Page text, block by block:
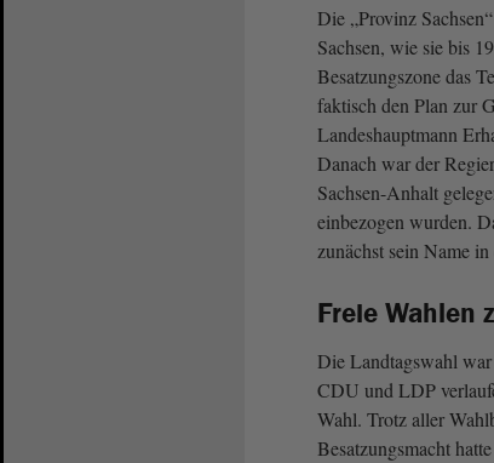
Die „Provinz
Sachsen, wie sie bis
Besatzungszone das
faktisch den Plan zur
Landeshauptmann
Danach war der
Sachsen-Anhalt
einbezogen wurden.
zunächst sein Name
Freie Wahlen
Die Landtagswahl
CDU und LDP
Wahl. Trotz aller
Besatzungsmacht